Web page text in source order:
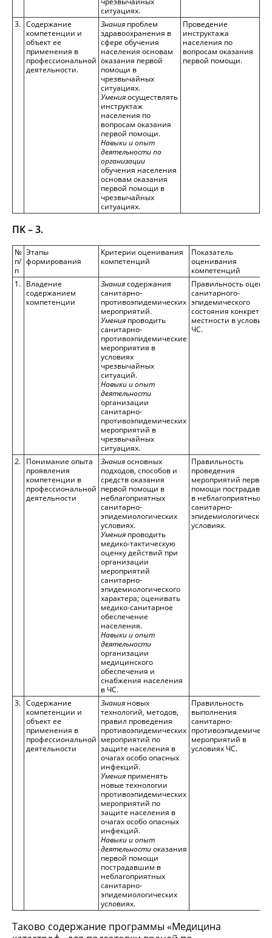
ситуациях.
3. Содержание
компетенции и
объект ее
применения в
профессиональной
деятельности.
Знания проблем
здравоохранения в
сфере обучения
населения основам
оказания первой
помощи в
чрезвычайных
ситуациях.
Уменияосуществлять
инструктаж
населения по
вопросам оказания
первой помощи.
Навыки и опыт
деятельности по
организации
обучения населения
основам оказания
первой помощи в
чрезвычайных
ситуациях.
Проведение
инструктажа
населения по
вопросам оказания
первой помощи.
ПК – 3.
№
п/
п
Этапы
формирования
Критерии оценивания
компетенций
Показатель
оценивания
компетенций
1. Владение
содержанием
компетенции
Знаниясодержания
санитарно-
противоэпидемических
мероприятий.
Умения проводить
санитарно-
противоэпидемические
мероприятия в
условиях
чрезвычайных
ситуаций.
Навыки и опыт
деятельности
организации
санитарно-
противоэпидемических
мероприятий в
чрезвычайных
ситуациях.
Правильность оценки
санитарного-
эпидемического
состояния
местности в условиях
ЧС.
2. Понимание опыта
проявления
компетенции в
профессиональной
деятельности
Знанияосновных
подходов, способов и
средств оказания
первой помощи в
неблагоприятных
санитарно-
эпидемиологических
условиях.
Умения проводить
медико-тактическую
оценку действий при
организации
мероприятий
санитарно-
эпидемиологического
характера; оценивать
медико-санитарное
обеспечение
населения.
Навыки и опыт
деятельности
организации
медицинского
обеспечения и
снабжения населения
в ЧС.
Правильность
проведения
мероприятий первой
помощи
в неблагоприятных
санитарно-
эпидемиологических
условиях.
3. Содержание
компетенции и
объект ее
применения в
профессиональной
деятельности
Знания новых
технологий, методов,
правил проведения
противоэпидемических
мероприятий по
защите населения в
очагах особо опасных
инфекций.
Умения применять
новые технологии
противоэпидемических
мероприятий по
защите населения в
очагах особо опасных
инфекций.
Навыки и опыт
деятельностиоказания
первой помощи
пострадавшим в
неблагоприятных
санитарно-
эпидемиологических
условиях.
Правильность
выполнения
санитарно-
мероприятий в
условиях ЧС.
Таково содержание программы «Медицина